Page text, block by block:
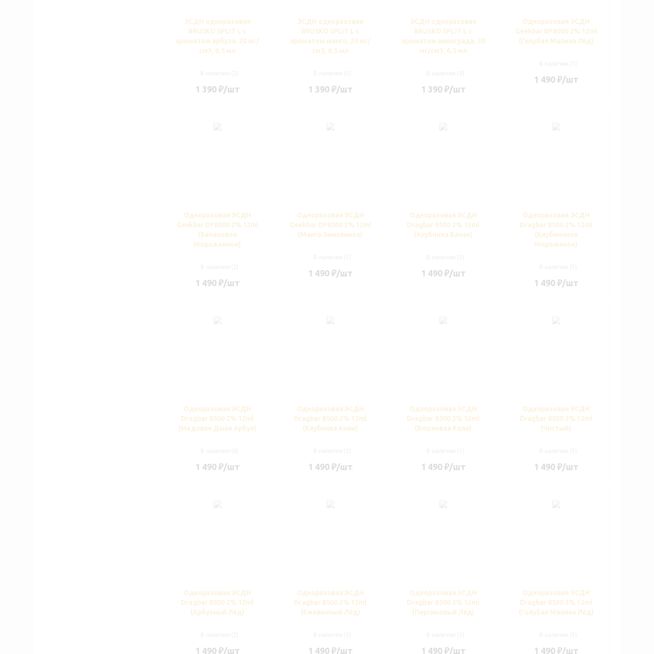
ЭСДН одноразовая
BRUSKO SPLIT L с
ароматом арбуза, 20 мг/
см3, 6,5 мл
1 390₽/шт
ЭСДН одноразовая
BRUSKO SPLIT L с
ароматом манго, 20 мг/
см3, 6,5 мл
1 390₽/шт
ЭСДН одноразовая
BRUSKO SPLIT L с
ароматом винограда, 20
мг/см3, 6,5 мл
1 390₽/шт
Одноразовая ЭСДН
Geekbar DF8000 2% 12ml
(Голубая Малина Лёд)
1 490₽/шт
Одноразовая ЭСДН
Geekbar DF8000 2% 12ml
(Банановое
Мороженное)
1 490₽/шт
Одноразовая ЭСДН
Geekbar DF8000 2% 12ml
(Манго Земляника)
1 490₽/шт
Одноразовая ЭСДН
Dragbar 8500 2% 12ml
(Клубника Банан)
1 490₽/шт
Одноразовая ЭСДН
Dragbar 8500 2% 12ml
(Клубничное
Мороженое)
1 490₽/шт
Одноразовая ЭСДН
Dragbar 8500 2% 12ml
(Медовая Дыня Арбуз)
1 490₽/шт
Одноразовая ЭСДН
Dragbar 8500 2% 12ml
(Клубника Киви)
1 490₽/шт
Одноразовая ЭСДН
Dragbar 8500 2% 12ml
(Вишневая Кола)
1 490₽/шт
Одноразовая ЭСДН
Dragbar 8500 2% 12ml
(Чистый)
1 490₽/шт
Одноразовая ЭСДН
Dragbar 8500 2% 12ml
(Арбузный Лёд)
1 490₽/шт
Одноразовая ЭСДН
Dragbar 8500 2% 12ml
(Ежевичный Лёд)
1 490₽/шт
Одноразовая ЭСДН
Dragbar 8500 2% 12ml
(Персиковый Лёд)
1 490₽/шт
Одноразовая ЭСДН
Dragbar 8500 2% 12ml
(Голубая Малина Лёд)
1 490₽/шт